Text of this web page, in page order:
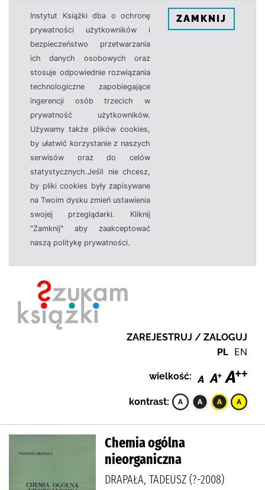
Instytut Książki dba o ochronę
prywatności użytkowników i
bezpieczeństwo przetwarzania
ich danych osobowych oraz
stosuje odpowiednie rozwiązania
technologiczne zapobiegające
ingerencji osób trzecich w
prywatność użytkowników.
Używamy także plików cookies,
by ułatwić korzystanie z naszych
serwisów oraz do celów
statystycznych.Jeśli nie chcesz,
by pliki cookies były zapisywane
na Twoim dysku zmień ustawienia
swojej przeglądarki. Kliknij
"Zamknij" aby zaakceptować
naszą politykę prywatności.
ZAMKNIJ
ZAREJESTRUJ / ZALOGUJ
PL EN
wielkość:
kontrast:
Chemia ogólna
nieorganiczna
DRAPAŁA, TADEUSZ (?-2008)